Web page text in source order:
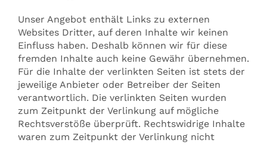
Unser Angebot enthält Links zu externen
Websites Dritter, auf deren Inhalte wir keinen
Einfluss haben. Deshalb können wir für diese
fremden Inhalte auch keine Gewähr übernehmen.
Für die Inhalte der verlinkten Seiten ist stets der
jeweilige Anbieter oder Betreiber der Seiten
verantwortlich. Die verlinkten Seiten wurden
zum Zeitpunkt der Verlinkung auf mögliche
Rechtsverstöße überprüft. Rechtswidrige Inhalte
waren zum Zeitpunkt der Verlinkung nicht